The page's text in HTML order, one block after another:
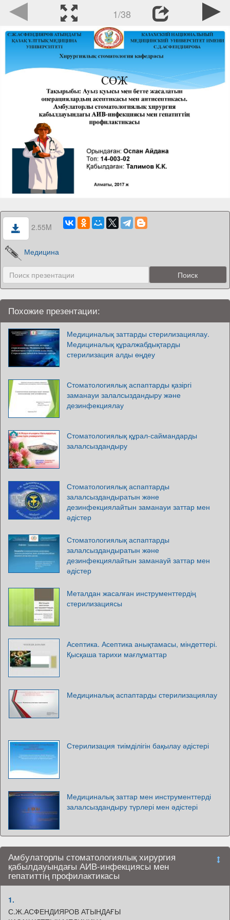
1/38
2.55M
Медицина
Похожие презентации:
Медициналық заттарды стерилизациялау.
Медициналық құралжабдықтарды
стерилизация алды өңдеу
Стоматологиялық аспаптарды қазіргі
заманауи залалсыздандыру және
дезинфекциялау
Стоматологиялық құрал-саймандарды
залалсыздандыру
Стоматологиялық аспаптарды
залалсыздандыратын және
дезинфекциялайтын заманауи заттар мен
әдістер
Стоматологиялық аспаптарды
залалсыздандыратын және
дезинфекциялайтын заманауй заттар мен
әдістер
Металдан жасалған инструменттердің
стерилизациясы
Асептика. Асептика анықтамасы, міндеттері.
Қысқаша тарихи мағлұматтар
Медициналық аспаптарды стерилизациялау
Стерилизация тиімділігін бақылау әдістері
Медициналық заттар мен инструменттерді
залалсыздандыру түрлері мен әдістері
Амбулаторлы стоматологиялық хирургия
қабылдауындағы АИВ-инфекциясы мен
гепатиттің профилактикасы
1.
С.Ж.АСФЕНДИЯРОВ АТЫНДАҒЫ